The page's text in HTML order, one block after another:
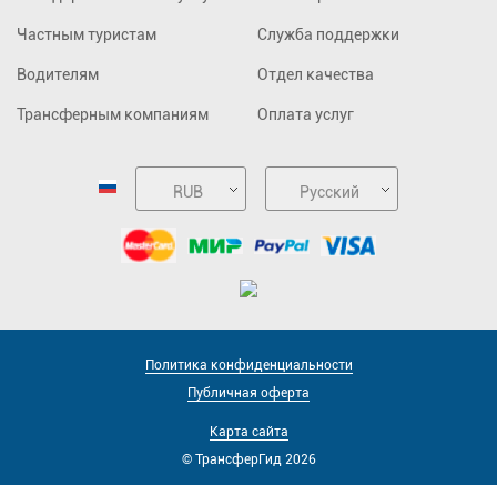
Частным туристам
Водителям
Трансферным компаниям
Служба поддержки
Отдел качества
Оплата услуг
RUB Русский
Политика конфиденциальности
Публичная оферта
Карта сайта
© ТрансферГид 2026